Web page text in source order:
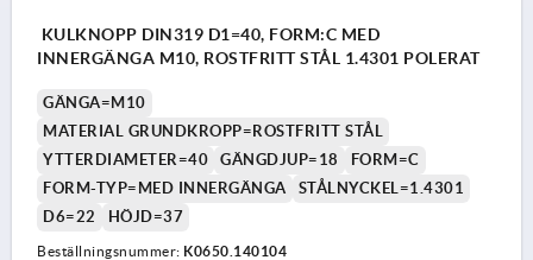
KULKNOPP DIN319 D1=40, FORM:C MED
INNERGÄNGA M10, ROSTFRITT STÅL 1.4301 POLERAT
GÄNGA=M10
MATERIAL GRUNDKROPP=ROSTFRITT STÅL
YTTERDIAMETER=40
GÄNGDJUP=18
FORM=C
FORM-TYP=MED INNERGÄNGA
STÅLNYCKEL=1.4301
D6=22
HÖJD=37
Beställningsnummer: K0650.140104